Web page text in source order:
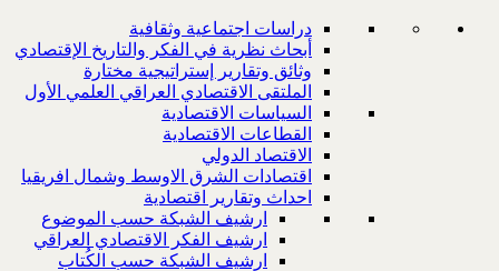
دراسات اجتماعية وثقافية
أبحاث نظرية في الفكر والتاريخ الإقتصادي
وثائق وتقارير إستراتيجية مختارة
الملتقى الاقتصادي العراقي العلمي الأول
السياسات الاقتصادية
القطاعات الاقتصادية
الاقتصاد الدولي
اقتصادات الشرق الاوسط وشمال افريقيا
احداث وتقارير اقتصادية
ارشيف الشبكة حسب الموضوع
ارشيف الفكر الاقتصادي العراقي
ارشيف الشبكة حسب الكُتاب